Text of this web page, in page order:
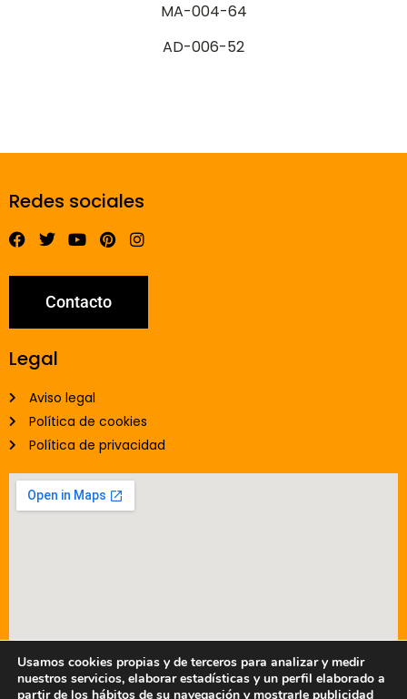
MA-004-64
AD-006-52
Redes sociales
Contacto
Legal
Aviso legal
Política de cookies
Política de privacidad
Usamos cookies propias y de terceros para analizar y medir
nuestros servicios, elaborar estadísticas y un perfil elaborado a
partir de los hábitos de su navegación y mostrarle publicidad